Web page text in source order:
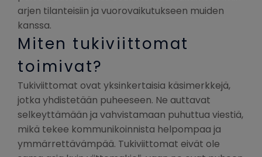
arjen tilanteisiin ja vuorovaikutukseen muiden
kanssa.
Miten tukiviittomat
toimivat?
Tukiviittomat ovat yksinkertaisia käsimerkkejä,
jotka yhdistetään puheeseen. Ne auttavat
selkeyttämään ja vahvistamaan puhuttua viestiä,
mikä tekee kommunikoinnista helpompaa ja
ymmärrettävämpää. Tukiviittomat eivät ole